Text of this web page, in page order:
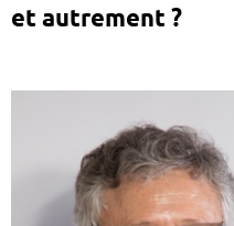
et autrement ?